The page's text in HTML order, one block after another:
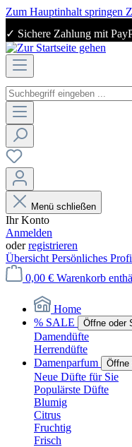
Zum Hauptinhalt springen
✓ Sichere Zahlung mit
Menü schließen
Ihr Konto
Anmelden
oderregistrieren
Übersicht Persönliches
0,00 € Warenkorb
Home
% SALE
Öffne oder
Damendüfte
Herrendüfte
Damenparfum
Öffne
Neue Düfte für Sie
Populärste Düfte
Blumig
Citrus
Fruchtig
Frisch